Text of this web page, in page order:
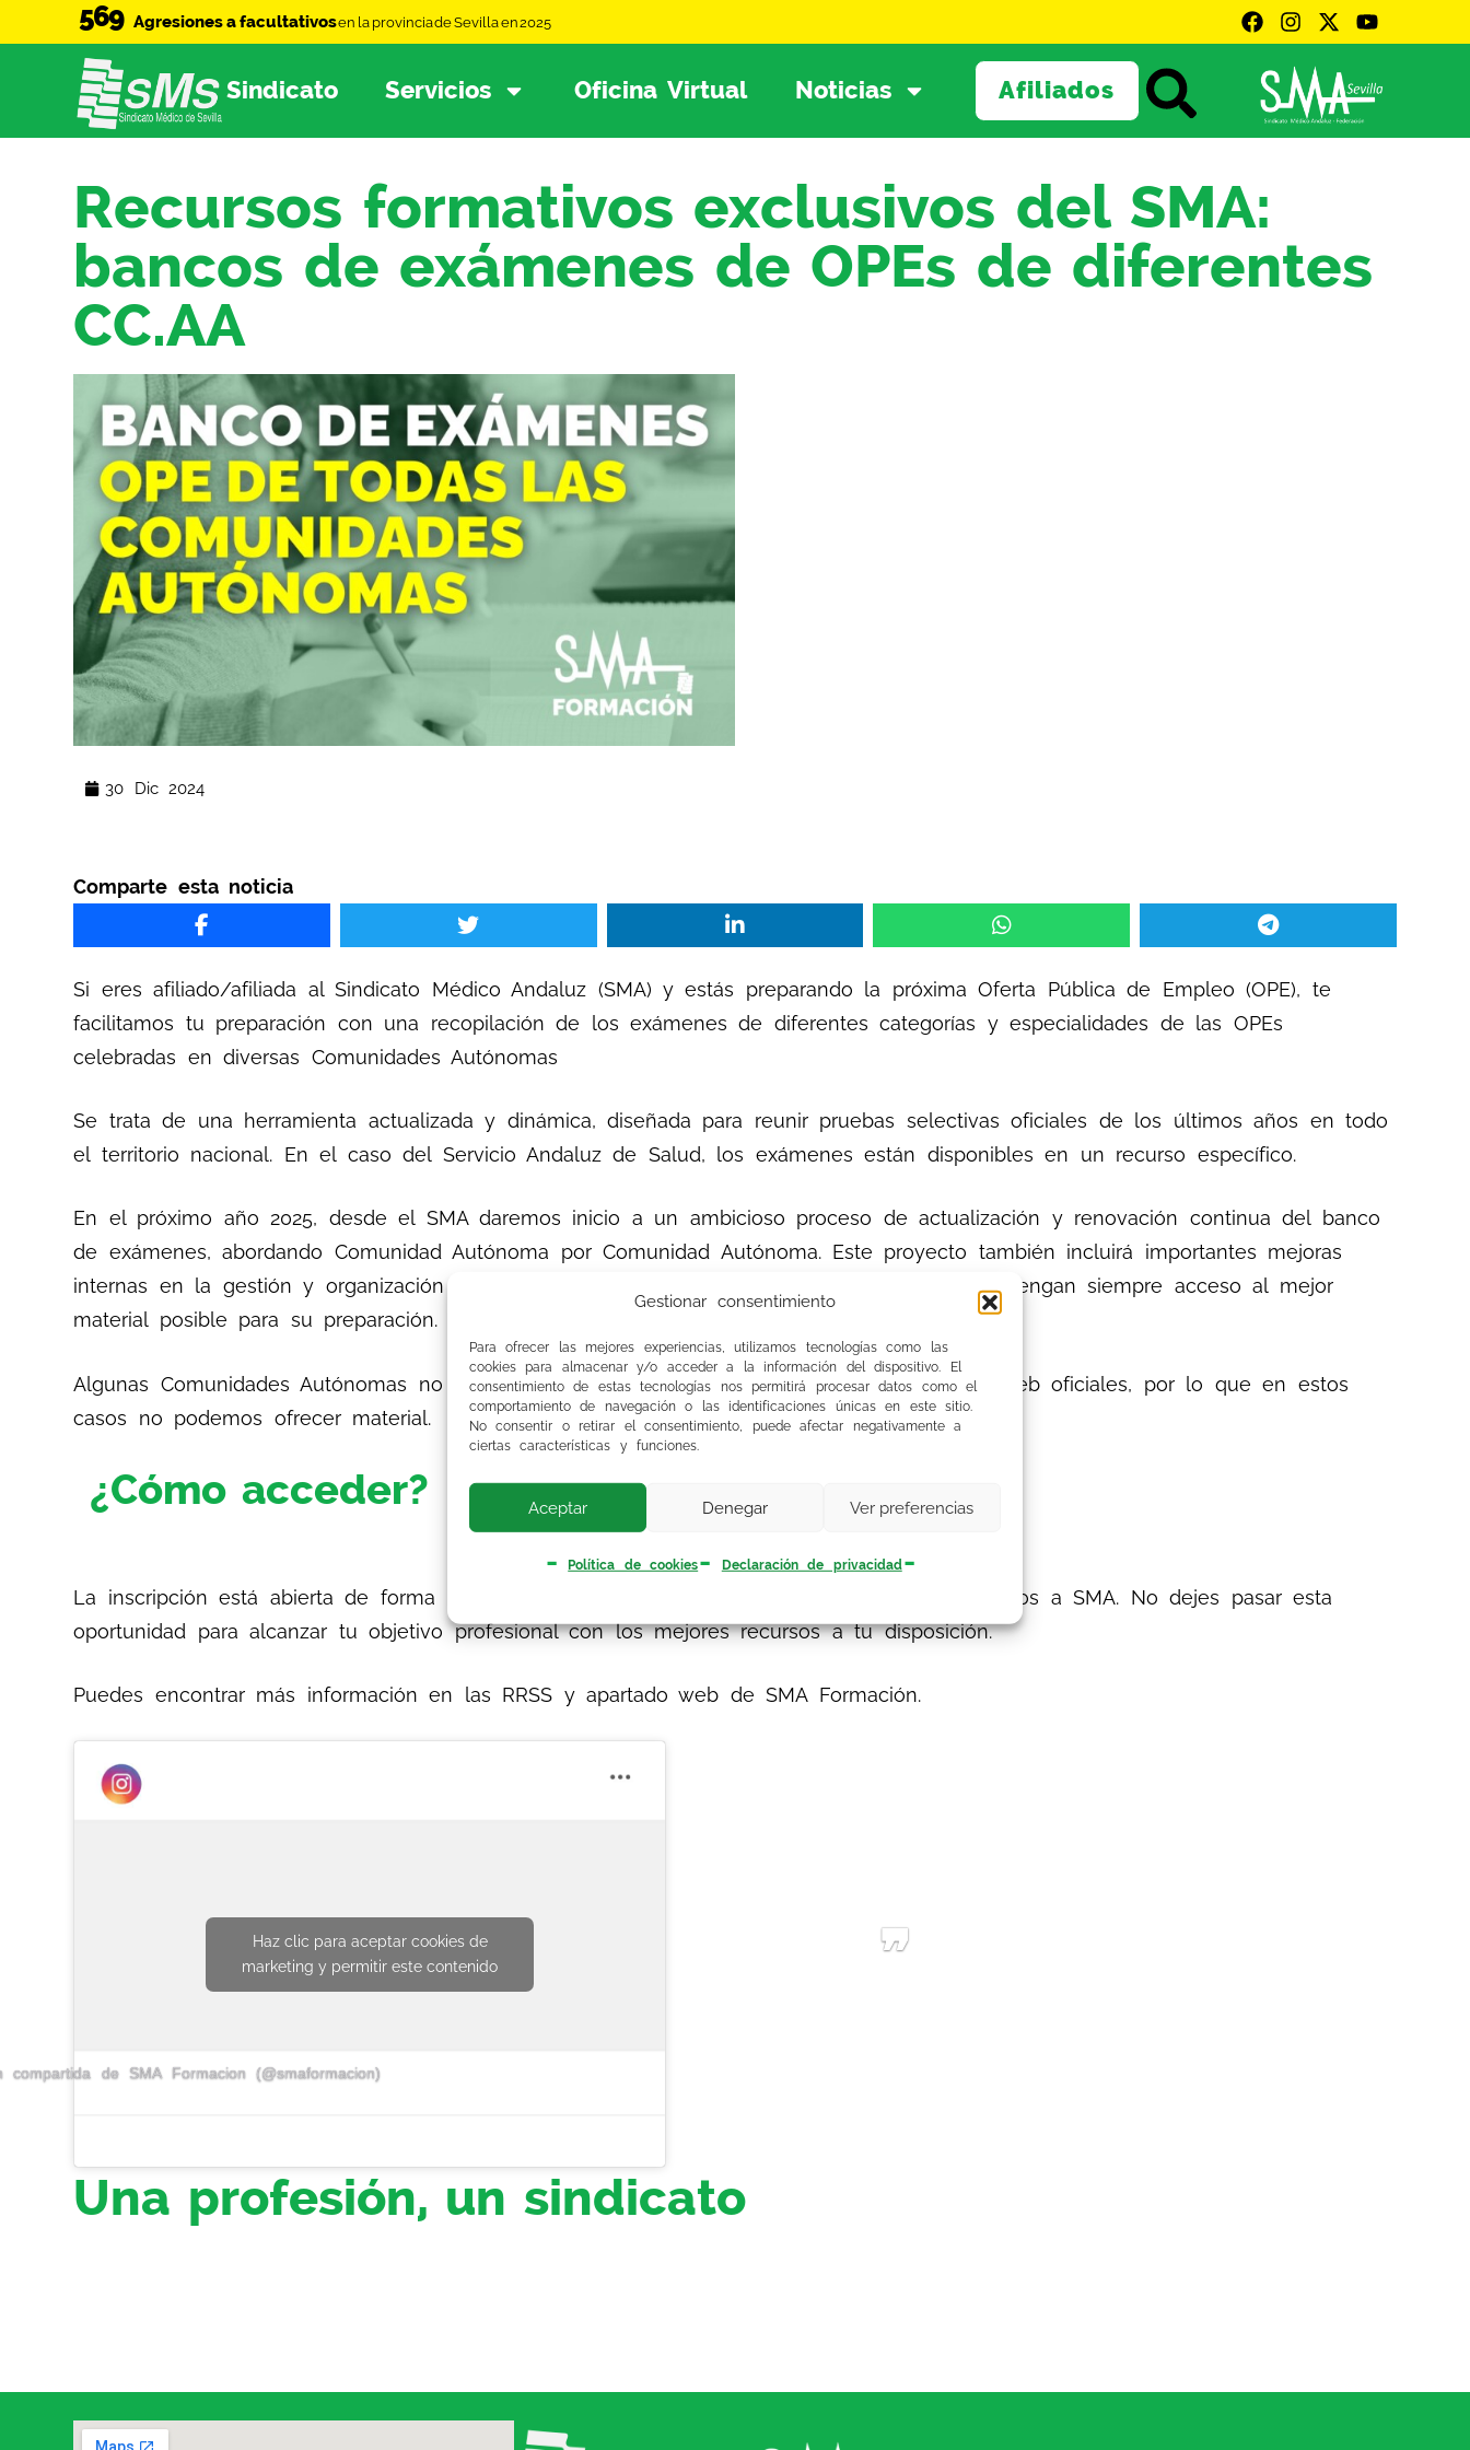
Gestionar consentimiento
Para ofrecer las mejores experiencias, utilizamos tecnologías como las
cookies para almacenar y/o acceder a la información del dispositivo. El
consentimiento de estas tecnologías nos permitirá procesar datos como el
comportamiento de navegación o las identificaciones únicas en este sitio.
No consentir o retirar el consentimiento, puede afectar negativamente a
ciertas características y funciones.
Aceptar Denegar Ver preferencias
Política de cookies Declaración de privacidad
Agresiones a facultativosen la provincia de Sevilla en 2025
569
Sindicato Servicios Oficina Virtual Noticias Afiliados
Recursos formativos exclusivos del SMA:
bancos de exámenes de OPEs de diferentes
CC.AA
30 Dic 2024
Comparte esta noticia
Si eres afiliado/afiliada al Sindicato Médico Andaluz (SMA) y estás preparando la próxima Oferta Pública de Empleo (OPE), te
facilitamos tu preparación con una recopilación de los exámenes de diferentes categorías y especialidades de las OPEs
celebradas en diversas Comunidades Autónomas
Se trata de una herramienta actualizada y dinámica, diseñada para reunir pruebas selectivas oficiales de los últimos años en todo
el territorio nacional. En el caso del Servicio Andaluz de Salud, los exámenes están disponibles en un recurso específico.
En el próximo año 2025, desde el SMA daremos inicio a un ambicioso proceso de actualización y renovación continua del banco
de exámenes, abordando Comunidad Autónoma por Comunidad Autónoma. Este proyecto también incluirá importantes mejoras
internas en la gestión y organización del contenido, asegurando que los afiliados y afiliadas tengan siempre acceso al mejor
material posible para su preparación.
Algunas Comunidades Autónomas no publican sus exámenes ni respuestas en sus páginas web oficiales, por lo que en estos
casos no podemos ofrecer material.
¿Cómo acceder?
La inscripción está abierta de forma permanente y es completamente gratuito para los afiliados a SMA. No dejes pasar esta
oportunidad para alcanzar tu objetivo profesional con los mejores recursos a tu disposición.
Puedes encontrar más información en las RRSS y apartado web de SMA Formación.
compartida de SMA Formacion (@smaformacion)
Haz clic para aceptar cookies de
marketing y permitir este contenido
Una profesión, un sindicato